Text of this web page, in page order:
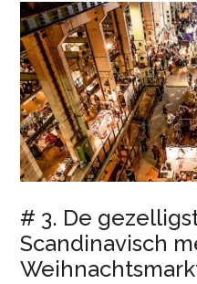
# 3. De
Scandinavisch